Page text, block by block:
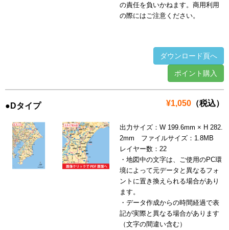
の責任を負いかねます。商用利用
の際にはご注意ください。
ダウンロード頁へ
ポイント購入
¥1,050 （税込）
●Dタイプ
出力サイズ：W 199.6mm × H 282.
2mm ファイルサイズ：1.8MB
レイヤー数：22
・地図中の文字は、ご使用のPC環
境によって元データと異なるフォ
ントに置き換えられる場合があり
ます。
・データ作成からの時間経過で表
記が実際と異なる場合があります
（文字の間違い含む）